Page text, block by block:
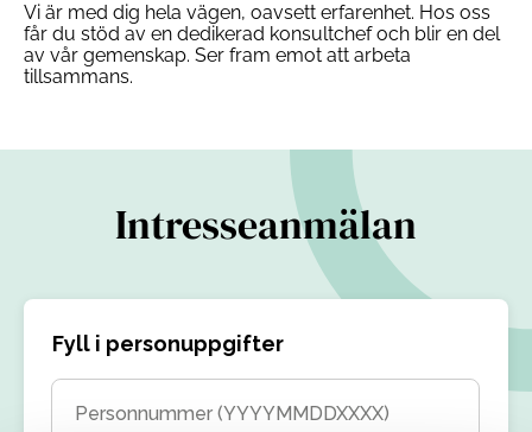
Vi är med dig hela vägen, oavsett erfarenhet. Hos oss
får du stöd av en dedikerad konsultchef och blir en del
av vår gemenskap. Ser fram emot att arbeta
tillsammans.
Intresseanmälan
Fyll i personuppgifter
Personnummer (YYYYMMDDXXXX)